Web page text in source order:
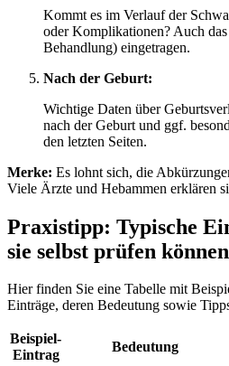
Kommt es im Verlauf der
oder Komplikationen? Auch
Behandlung) eingetragen.
Nach der Geburt:
Wichtige Daten über
nach der Geburt und ggf.
den letzten Seiten.
Merke: Es lohnt sich, die
Viele Ärzte und Hebammen erklären
Praxistipp: Typische
sie selbst prüfen können
Hier finden Sie eine Tabelle mit
Einträge, deren Bedeutung sowie
Beispiel-
Eintrag
Bedeutung